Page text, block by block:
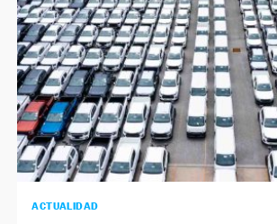
ACTUALIDAD